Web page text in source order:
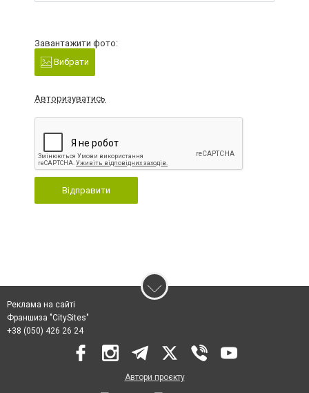
Завантажити фото:
Вибрати
Авторизуватись
Відправити
Реклама на сайті
Франшиза "CitySites"
+38 (050) 426 26 24
Автори проєкту